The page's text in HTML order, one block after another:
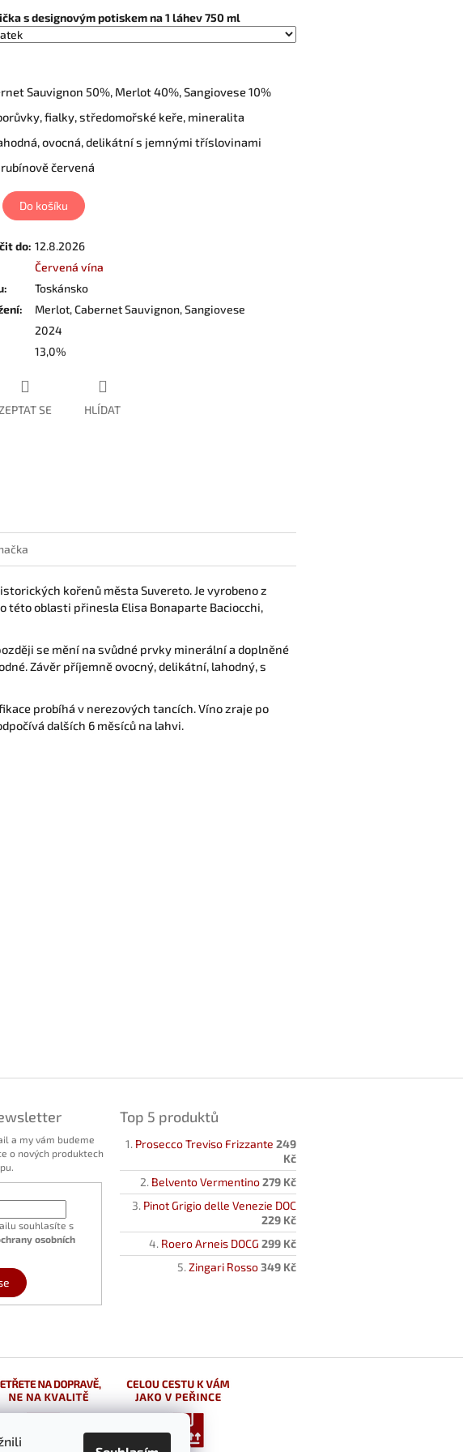
s designovým potiskem na 1 láhev 750 ml
Sauvignon 50%, Merlot 40%, Sangiovese 10%
fialky, středomořské keře, mineralita
ovocná, delikátní s jemnými tříslovinami
červená
Do košíku
do: 12.8.2026
Červená vína
:
Toskánsko
:
Merlot, Cabernet Sauvignon, Sangiovese
2024
13,0%
SE HLÍDAT
kořenů města Suvereto. Je vyrobeno z
této oblasti přinesla Elisa Bonaparte Baciocchi,
se mění na svůdné prvky minerální a doplněné
Závěr příjemně ovocný, delikátní, lahodný, s
probíhá v nerezových tancích.Víno zraje po
dalších 6 měsíců na lahvi.
a my vám budeme
o nových produktech
souhlasíte s
osobních
Top 5 produktů
Prosecco Treviso Frizzante 249
Kč
Belvento Vermentino279 Kč
Pinot Grigio delle Venezie DOC
229 Kč
Roero Arneis DOCG 299 Kč
Zingari Rosso349 Kč